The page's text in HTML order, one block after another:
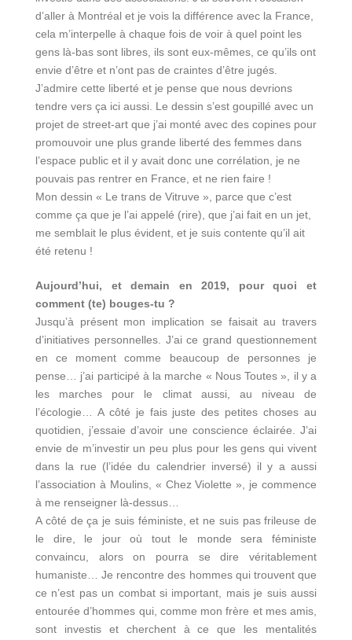
d’aller à Montréal et je vois la différence avec la France,
cela m’interpelle à chaque fois de voir à quel point les
gens là-bas sont libres, ils sont eux-mêmes, ce qu’ils ont
envie d’être et n’ont pas de craintes d’être jugés.
J’admire cette liberté et je pense que nous devrions
tendre vers ça ici aussi. Le dessin s’est goupillé avec un
projet de street-art que j’ai monté avec des copines pour
promouvoir une plus grande liberté des femmes dans
l’espace public et il y avait donc une corrélation, je ne
pouvais pas rentrer en France, et ne rien faire !
Mon dessin « Le trans de Vitruve », parce que c’est
comme ça que je l’ai appelé (rire), que j’ai fait en un jet,
me semblait le plus évident, et je suis contente qu’il ait
été retenu !
Aujourd’hui, et demain en 2019, pour quoi et
comment (te) bouges-tu ?
Jusqu’à présent mon implication se faisait au travers
d’initiatives personnelles. J’ai ce grand questionnement
en ce moment comme beaucoup de personnes je
pense… j’ai participé à la marche « Nous Toutes », il y a
les marches pour le climat aussi, au niveau de
l’écologie… A côté je fais juste des petites choses au
quotidien, j’essaie d’avoir une conscience éclairée. J’ai
envie de m’investir un peu plus pour les gens qui vivent
dans la rue (l’idée du calendrier inversé) il y a aussi
l’association à Moulins, « Chez Violette », je commence
à me renseigner là-dessus…
A côté de ça je suis féministe, et ne suis pas frileuse de
le dire, le jour où tout le monde sera féministe
convaincu, alors on pourra se dire véritablement
humaniste… Je rencontre des hommes qui trouvent que
ce n’est pas un combat si important, mais je suis aussi
entourée d’hommes qui, comme mon frère et mes amis,
sont investis et cherchent à ce que les mentalités